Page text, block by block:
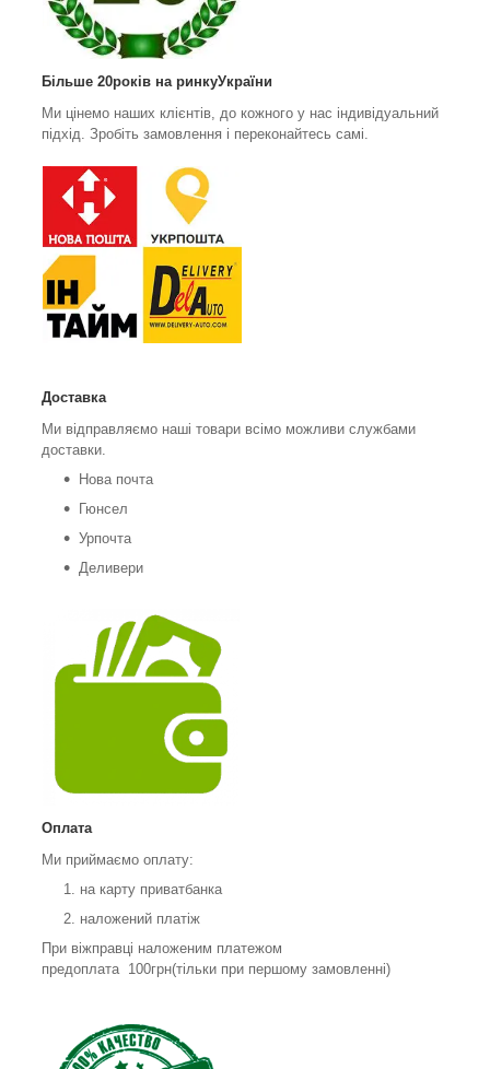
Більше 20років на ринкуУкраїни
Ми цінемо наших клієнтів, до кожного у нас індивідуальний
підхід. Зробіть замовлення і переконайтесь самі.
Доставка
Ми відправляємо наші товари всімо можливи службами
доставки.
Нова почта
Гюнсел
Урпочта
Деливери
Оплата
Ми приймаємо оплату:
на карту приватбанка
наложений платіж
При віжправці наложеним платежом
предоплата 100грн(тільки при першому замовленні)